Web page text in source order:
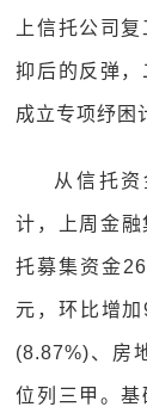
上信托公司
抑后的反弹
成立专项纾困
从信托
计，上周金
托募集资金
元，环比增
(8.87%)、房
位列三甲。